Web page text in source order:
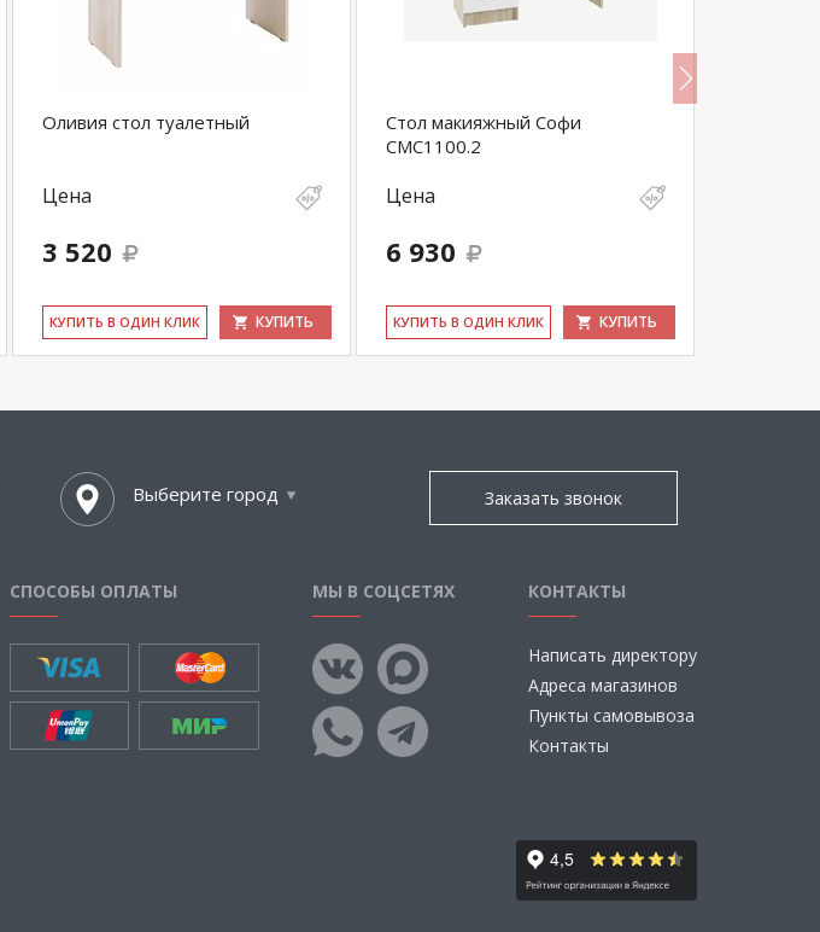
Оливия стол туалетный
Цена
3 520
КУ­ПИТЬ В ОДИН КЛИК КУПИТЬ
Стол макияжный Софи
СМС1100.2
Цена
6 930
КУ­ПИТЬ В ОДИН КЛИК КУПИТЬ
Выберите город Заказать звонок
СПОСОБЫ ОПЛАТЫ МЫ В СОЦСЕТЯХ КОНТАКТЫ
Написать директору
Адреса магазинов
Пункты самовывоза
Контакты